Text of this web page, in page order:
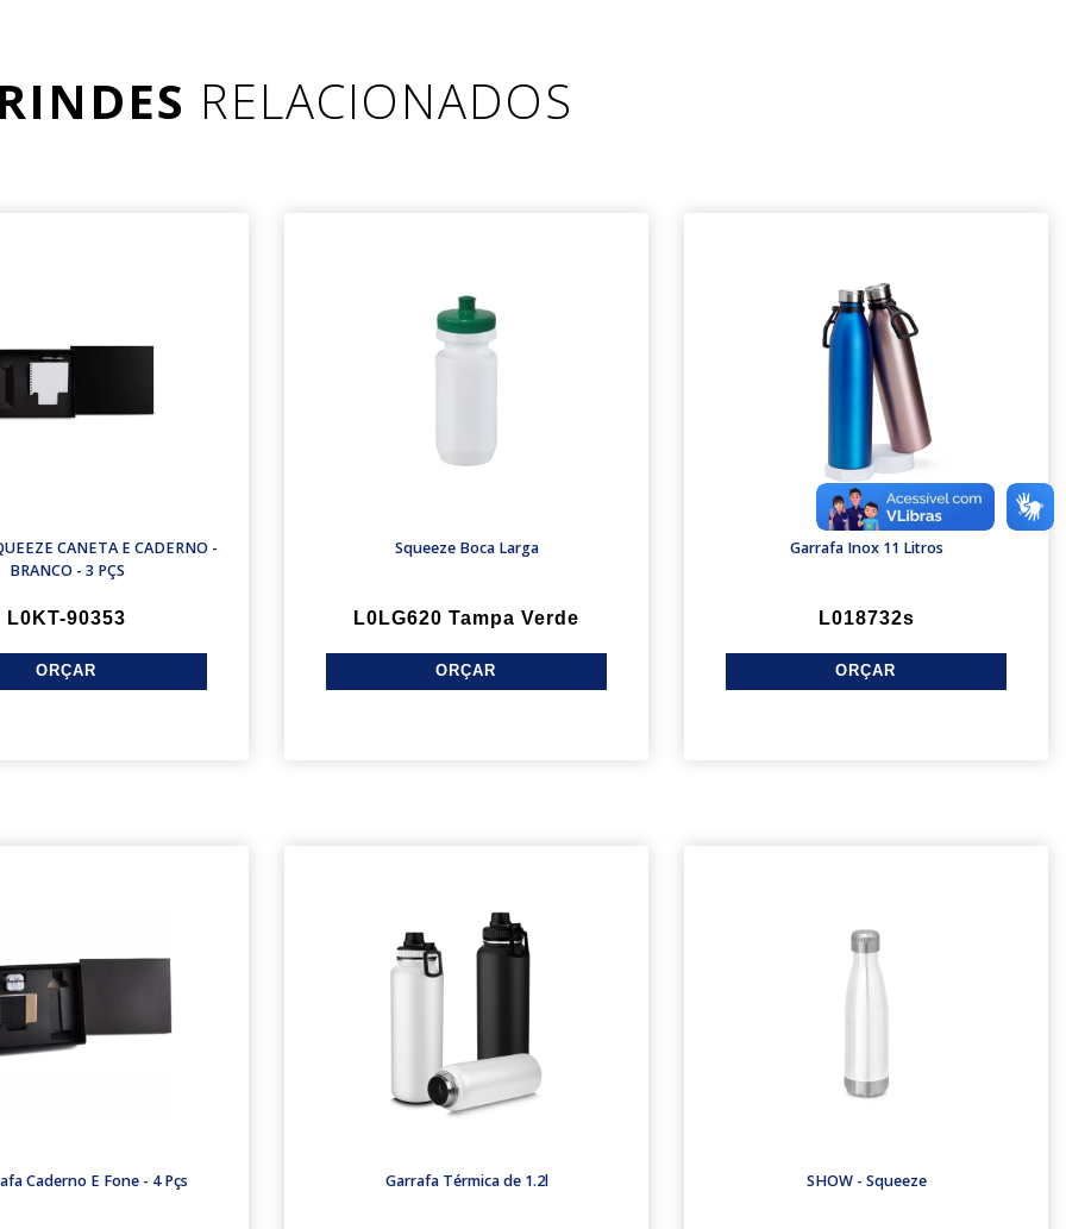
RELACIONADOS
CANETA E CADERNO -
BRANCO - 3 PÇS
L0KT-90353
Squeeze Boca Larga
L0LG620 Tampa Verde
Garrafa Inox 11 Litros
L018732s
Caderno E Fone - 4 Pçs Garrafa Térmica de 1.2l SHOW - Squeeze